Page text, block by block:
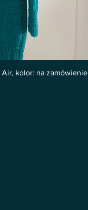
kolor: na zamówienie